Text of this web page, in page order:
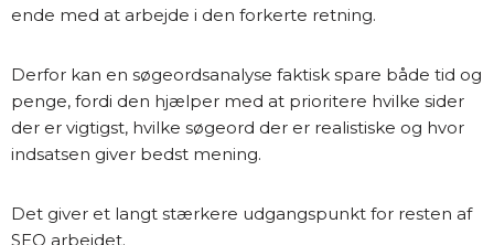
ende med at arbejde i den forkerte retning.
Derfor kan en søgeordsanalyse faktisk spare både tid og
penge, fordi den hjælper med at prioritere hvilke sider
der er vigtigst, hvilke søgeord der er realistiske og hvor
indsatsen giver bedst mening.
Det giver et langt stærkere udgangspunkt for resten af
SEO arbejdet.